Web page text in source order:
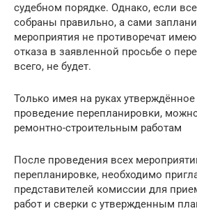
судебном порядке. Однако, если
собраны правильно, а сами
мероприятия не противоречат
отказа в заявленной просьбе о
всего, не будет.
Только имея на руках
проведение перепланировки,
ремонтно-строительным работам
После проведения всех
перепланировке, необходимо
представителей комиссии для
работ и сверки с утвержденным